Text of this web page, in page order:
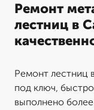
Ремонт
лестниц в
Ремонт лестниц
под ключ,
выполнено более